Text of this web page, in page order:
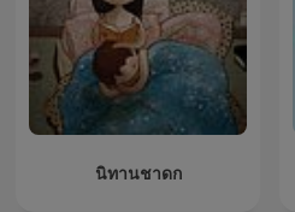
นิทานชาดก